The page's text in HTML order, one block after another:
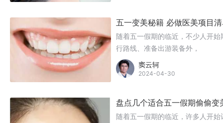
五一变美秘籍 必做医美项目
随着五一假期的临近，不少人开
行路线、准备出游装备外，
窦云轲
2024-04-30
盘点几个适合五一假期偷偷变
随着五一假期的临近，许多人开